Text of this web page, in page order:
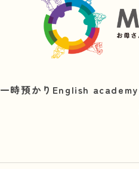
一時預かり English academy